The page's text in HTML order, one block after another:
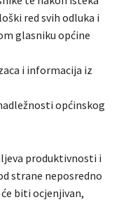
red svih odluka i
glasniku općine
i informacija iz
općinskog
produktivnosti i
strane neposredno
biti ocjenjivan,